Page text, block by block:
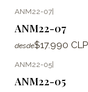
ANM22-07|
ANM22-07
desde$17.990 CLP
ANM22-05
ANM22-05